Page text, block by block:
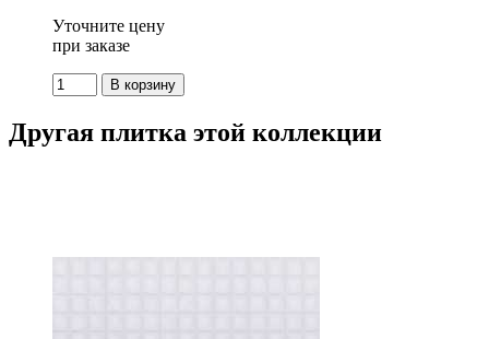
Уточните цену
при заказе
Другая плитка этой коллекции